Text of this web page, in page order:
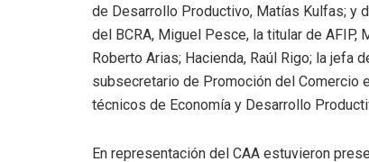
de Desarrollo Productivo, Matías Kulfas; y
del BCRA, Miguel Pesce, la titular de
Roberto Arias; Hacienda, Raúl Rigo; la
subsecretario de Promoción del Comercio
técnicos de Economía y Desarrollo
En representación del CAA estuvieron